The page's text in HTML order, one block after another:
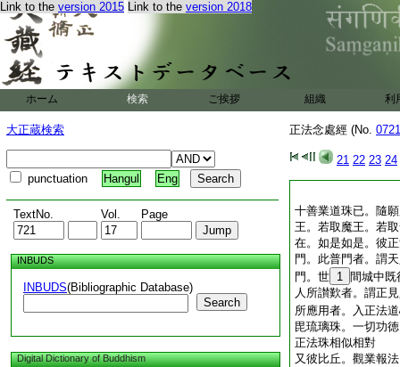
Link to the version 2015 Link to the version 2018
ホーム 検索 ご挨拶 組織 利
大正蔵検索
punctuation Hangul Eng
TextNo. Vol. Page
INBUDS
INBUDS(Bibliographic Database)
Search
Digital Dictionary of Buddhism
正法念處經 (No.
21 22 23 24
十善業道珠已。隨
王。若取魔王。若
在。如是如是。彼
門。此普門者。謂
門。世 1 間城中
人所讃歎者。謂正
所應用者。入正法
毘琉璃珠。一切功
正法珠相似相對
又彼比丘。觀業報